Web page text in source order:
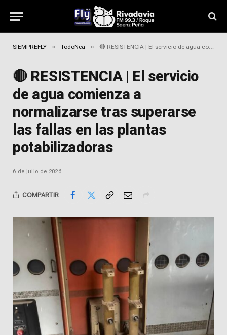
SIEMPREFLY » TodoNea » 🔴 RESISTENCIA | El servicio de agua comienza a normalizarse tras superarse las fallas en las plantas potabilizadoras
🔴 RESISTENCIA | El servicio
de agua comienza a
normalizarse tras superarse
las fallas en las plantas
potabilizadoras
6 de julio de 2026
COMPARTIR